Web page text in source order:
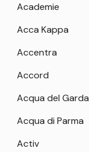
Academie
Acca Kappa
Accentra
Accord
Acqua del Garda
Acqua di Parma
Activ